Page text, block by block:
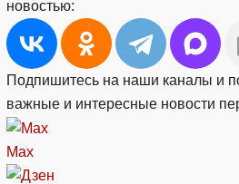
новостью:
Подпишитесь на наши каналы и
важные и интересные новости
Max